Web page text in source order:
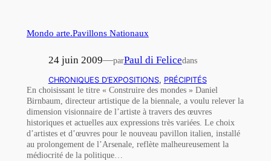
Mondo arte.Pavillons Nationaux
24 juin 2009—parPaul di Felicedans
CHRONIQUES D’EXPOSITIONS, PRÉCIPITÉS
En choisissant le titre « Construire des mondes » Daniel
Birnbaum, directeur artistique de la biennale, a voulu relever la
dimension visionnaire de l’artiste à travers des œuvres
historiques et actuelles aux expressions très variées. Le choix
d’artistes et d’œuvres pour le nouveau pavillon italien, installé
au prolongement de l’Arsenale, reflète malheureusement la
médiocrité de la politique…